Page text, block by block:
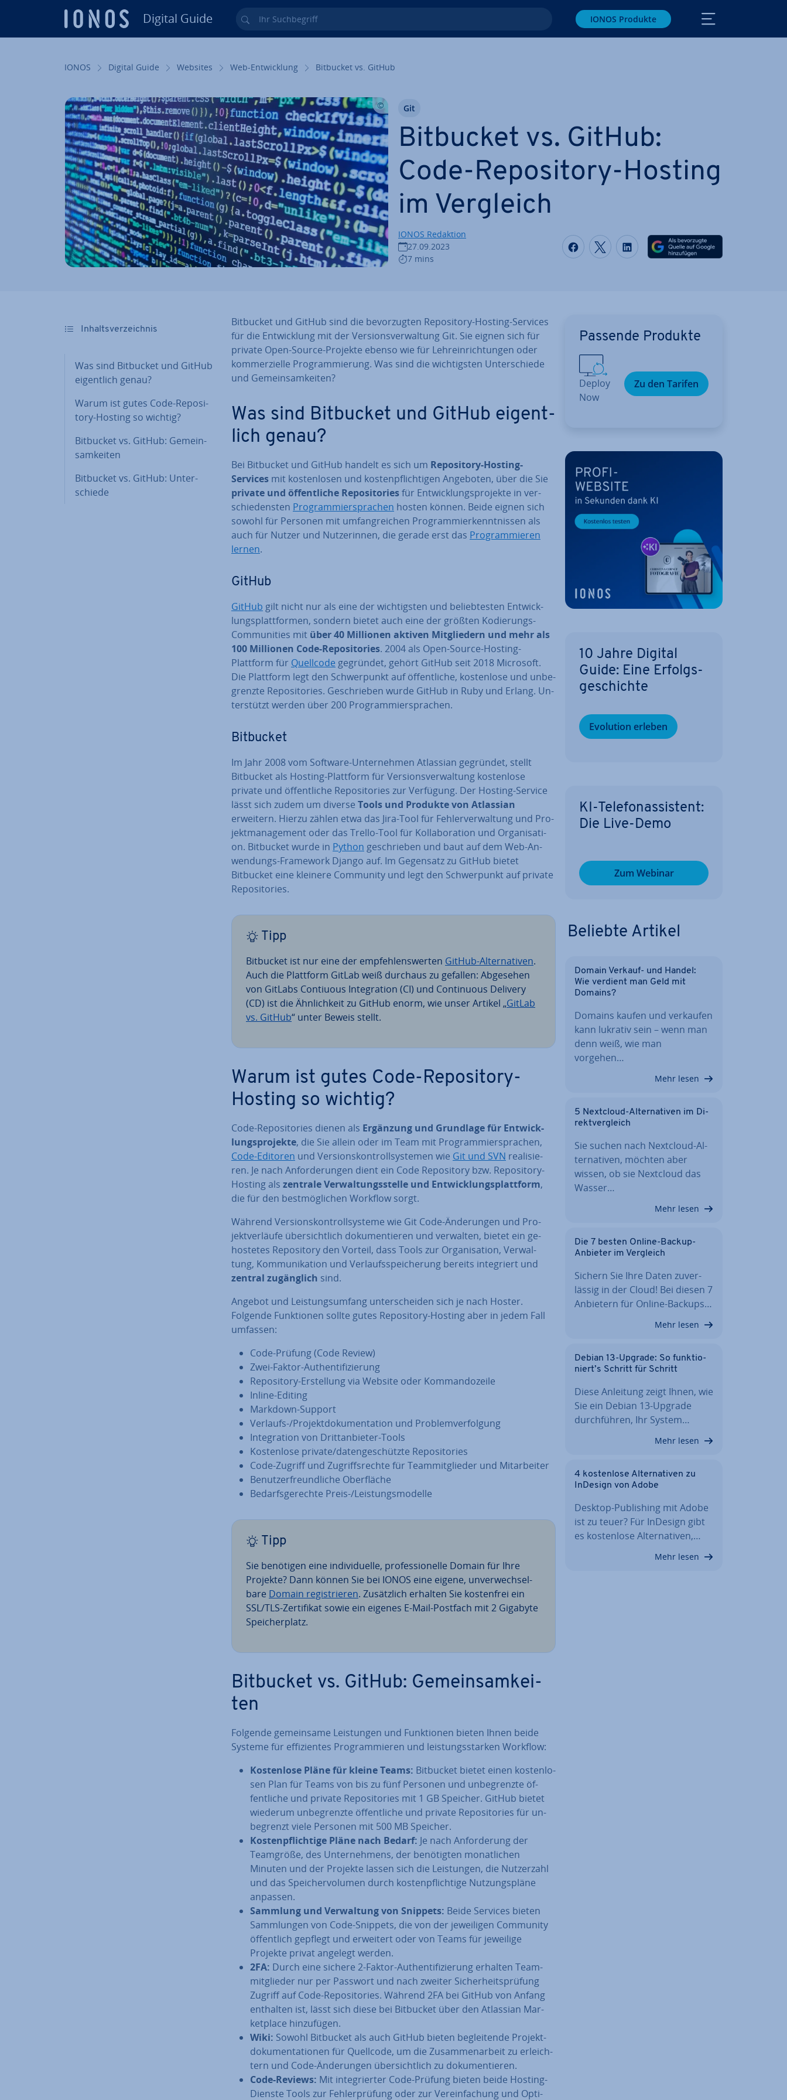
Digital Guide Ihr Such­be­griff IONOS Produkte
IONOS Digital Guide Websites Web-Ent­wick­lung Bitbucket vs. GitHub
Bitbucket vs. GitHub:
Code-Re­po­si­to­ry-Hosting
im Vergleich
IONOS Redaktion
27.09.2023
7 mins
Auf Facebook teilen
Auf Twitter teilen
Auf LinkedIn teilen
Git
In­halts­ver­zeich­nis
Was sind Bitbucket und GitHub
ei­gent­lich genau?
Warum ist gutes Code-Re­po­si­
to­ry-Hosting so wichtig?
Bitbucket vs. GitHub: Ge­mein­
sam­kei­ten
Bitbucket vs. GitHub: Un­ter­
schie­de
Bitbucket und GitHub sind die be­vor­zug­ten Re­po­si­to­ry-Hosting-Services
für die Ent­wick­lung mit der Ver­si­ons­ver­wal­tung Git. Sie eignen sich für
private Open-Source-Projekte ebenso wie für Lehr­ein­rich­tun­gen oder
kom­mer­zi­el­le Pro­gram­mie­rung. Was sind die wich­tigs­ten Un­ter­schie­de
und Ge­mein­sam­kei­ten?
Was sind Bitbucket und GitHub ei­gent­
lich genau?
Bei Bitbucket und GitHub handelt es sich um Re­po­si­to­ry-Hosting-
Services mit kos­ten­lo­sen und kos­ten­pflich­ti­gen Angeboten, über die Sie
private und öf­fent­li­che Re­po­si­to­riesfür Ent­wick­lungs­pro­jek­te in ver­
schie­dens­ten Pro­gram­mier­spra­chen hosten können. Beide eignen sich
sowohl für Personen mit um­fang­rei­chen Pro­gram­mier­kennt­nis­sen als
auch für Nutzer und Nut­ze­rin­nen, die gerade erst das Pro­gram­mie­ren
lernen.
GitHub
GitHub gilt nicht nur als eine der wich­tigs­ten und be­lieb­tes­ten Ent­wick­
lungs­platt­for­men, sondern bietet auch eine der größten Ko­die­rungs-
Com­mu­ni­ties mit über 40 Millionen aktiven Mit­glie­dern und mehr als
100 Millionen Code-Re­po­si­to­ries. 2004 als Open-Source-Hosting-
Plattform für Quellcode gegründet, gehört GitHub seit 2018 Microsoft.
Die Plattform legt den Schwer­punkt auf öf­fent­li­che, kos­ten­lo­se und un­be­
grenz­te Re­po­si­to­ries. Ge­schrie­ben wurde GitHub in Ruby und Erlang. Un­
ter­stützt werden über 200 Pro­gram­mier­spra­chen.
Bitbucket
Im Jahr 2008 vom Software-Un­ter­neh­men Atlassian gegründet, stellt
Bitbucket als Hosting-Plattform für Ver­si­ons­ver­wal­tung kos­ten­lo­se
private und öf­fent­li­che Re­po­si­to­ries zur Verfügung. Der Hosting-Service
lässt sich zudem um diverse Tools und Produkte von Atlassian
erweitern. Hierzu zählen etwa das Jira-Tool für Feh­ler­ver­wal­tung und Pro­
jekt­ma­nage­ment oder das Trello-Tool für Kol­la­bo­ra­ti­on und Or­ga­ni­sa­ti­
on. Bitbucket wurde in Python ge­schrie­ben und baut auf dem Web-An­
wen­dungs-Framework Django auf. Im Gegensatz zu GitHub bietet
Bitbucket eine kleinere Community und legt den Schwer­punkt auf private
Re­po­si­to­ries.
Tipp
Bitbucket ist nur eine der emp­feh­lens­wer­ten GitHub-Al­ter­na­ti­ven.
Auch die Plattform GitLab weiß durchaus zu gefallen: Abgesehen
von GitLabs Contiuous In­te­gra­ti­on (CI) und Con­ti­nuous Delivery
(CD) ist die Ähn­lich­keit zu GitHub enorm, wie unser Artikel „GitLab
vs. GitHub“ unter Beweis stellt.
Warum ist gutes Code-Re­po­si­to­ry-
Hosting so wichtig?
Code-Re­po­si­to­ries dienen als Ergänzung und Grundlage für Ent­wick­
lungs­pro­jek­te, die Sie allein oder im Team mit Pro­gram­mier­spra­chen,
Code-Editoren und Ver­si­ons­kon­troll­sys­te­men wie Git und SVN rea­li­sie­
ren. Je nach An­for­de­run­gen dient ein Code Re­po­si­to­ry bzw. Re­po­si­to­ry-
Hosting als zentrale Ver­wal­tungs­stel­le und Ent­wick­lungs­platt­form,
die für den best­mög­li­chen Workflow sorgt.
Während Ver­si­ons­kon­troll­sys­te­me wie Git Code-Än­de­run­gen und Pro­
jekt­ver­läu­fe über­sicht­lich do­ku­men­tie­ren und verwalten, bietet ein ge­
hos­te­tes Re­po­si­to­ry den Vorteil, dass Tools zur Or­ga­ni­sa­ti­on, Ver­wal­
tung, Kom­mu­ni­ka­ti­on und Ver­laufs­spei­che­rung bereits in­te­griert und
zentral zu­gäng­lich sind.
Angebot und Leis­tungs­um­fang un­ter­schei­den sich je nach Hoster.
Folgende Funk­tio­nen sollte gutes Re­po­si­to­ry-Hosting aber in jedem Fall
umfassen:
Code-Prüfung (Code Review)
Zwei-Faktor-Au­then­ti­fi­zie­rung
Re­po­si­to­ry-Er­stel­lung via Website oder Kom­man­do­zei­le
Inline-Editing
Markdown-Support
Verlaufs-/Pro­jekt­do­ku­men­ta­ti­on und Pro­blem­ver­fol­gung
In­te­gra­ti­on von Dritt­an­bie­ter-Tools
Kos­ten­lo­se private/da­ten­ge­schütz­te Re­po­si­to­ries
Code-Zugriff und Zu­griffs­rech­te für Team­mit­glie­der und Mit­ar­bei­ter
Be­nut­zer­freund­li­che Ober­flä­che
Be­darfs­ge­rech­te Preis-/Leis­tungs­mo­del­le
Tipp
Sie benötigen eine in­di­vi­du­el­le, pro­fes­sio­nel­le Domain für Ihre
Projekte? Dann können Sie bei IONOS eine eigene, un­ver­wech­sel­
ba­re Domain re­gis­trie­ren. Zu­sätz­lich erhalten Sie kos­ten­frei ein
SSL/TLS-Zer­ti­fi­kat sowie ein eigenes E-Mail-Postfach mit 2 Gigabyte
Spei­cher­platz.
Bitbucket vs. GitHub: Ge­mein­sam­kei­
ten
Folgende ge­mein­sa­me Leis­tun­gen und Funk­tio­nen bieten Ihnen beide
Systeme für ef­fi­zi­en­tes Pro­gram­mie­ren und leis­tungs­star­ken Workflow:
Kos­ten­lo­se Pläne für kleine Teams: Bitbucket bietet einen kos­ten­lo­
sen Plan für Teams von bis zu fünf Personen und un­be­grenz­te öf­
fent­li­che und private Re­po­si­to­ries mit 1 GB Speicher. GitHub bietet
wiederum un­be­grenz­te öf­fent­li­che und private Re­po­si­to­ries für un­
be­grenzt viele Personen mit 500 MB Speicher.
Kos­ten­pflich­ti­ge Pläne nach Bedarf: Je nach An­for­de­rung der
Teamgröße, des Un­ter­neh­mens, der be­nö­tig­ten mo­nat­li­chen
Minuten und der Projekte lassen sich die Leis­tun­gen, die Nut­zer­zahl
und das Spei­cher­vo­lu­men durch kos­ten­pflich­ti­ge Nut­zungs­plä­ne
anpassen.
Sammlung und Ver­wal­tung von Snippets: Beide Services bieten
Samm­lun­gen von Code-Snippets, die von der je­wei­li­gen Community
öf­fent­lich gepflegt und erweitert oder von Teams für jeweilige
Projekte privat angelegt werden.
2FA: Durch eine sichere 2-Faktor-Au­then­ti­fi­zie­rung erhalten Team­
mit­glie­der nur per Passwort und nach zweiter Si­cher­heits­prü­fung
Zugriff auf Code-Re­po­si­to­ries. Während 2FA bei GitHub von Anfang
enthalten ist, lässt sich diese bei Bitbucket über den Atlassian Mar­
ket­place hin­zu­fü­gen.
Wiki: Sowohl Bitbucket als auch GitHub bieten be­glei­ten­de Pro­jekt­
do­ku­men­ta­tio­nen für Quellcode, um die Zu­sam­men­ar­beit zu er­leich­
tern und Code-Än­de­run­gen über­sicht­lich zu do­ku­men­tie­ren.
Code-Reviews: Mit in­te­grier­ter Code-Prüfung bieten beide Hosting-
Dienste Tools zur Feh­ler­prü­fung oder zur Ver­ein­fa­chung und Op­ti­
Passende Produkte
Deploy
Now
Zu den Tarifen
10 Jahre Digital
Guide: Eine Er­folgs­
ge­schich­te
Evolution erleben
KI-Te­le­fon­as­sis­tent:
Die Live-Demo
Zum Webinar
Beliebte Artikel
Domain Verkauf- und Handel:
Wie verdient man Geld mit
Domains?
Domains kaufen und verkaufen
kann lukrativ sein – wenn man
denn weiß, wie man
vorgehen…
Mehr lesen
5 Nextcloud-Al­ter­na­ti­ven im Di­
rekt­ver­gleich
Sie suchen nach Nextcloud-Al­
ter­na­ti­ven, möchten aber
wissen, ob sie Nextcloud das
Wasser…
Mehr lesen
Die 7 besten Online-Backup-
Anbieter im Vergleich
Sichern Sie Ihre Daten zu­ver­
läs­sig in der Cloud! Bei diesen 7
Anbietern für Online-Backups…
Mehr lesen
Debian 13-Upgrade: So funk­tio­
niert’s Schritt für Schritt
Diese Anleitung zeigt Ihnen, wie
Sie ein Debian 13-Upgrade
durch­füh­ren, Ihr System…
Mehr lesen
4 kos­ten­lo­se Al­ter­na­ti­ven zu
InDesign von Adobe
Desktop-Pu­bli­shing mit Adobe
ist zu teuer? Für InDesign gibt
es kos­ten­lo­se Al­ter­na­ti­ven,…
Mehr lesen